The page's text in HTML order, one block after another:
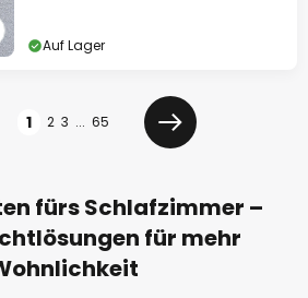
Auf Lager
1 2 3 ... 65
Weiter
fürs Schlafzimmer –
für mehr